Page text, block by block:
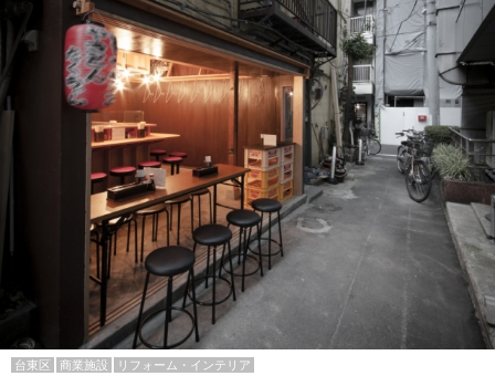
台東区 商業施設 リフォーム・インテリア